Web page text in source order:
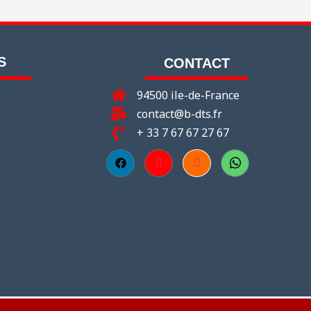
CONTACT
94500 ile-de-France
contact@b-dts.fr
+ 33 7 67 67 27 67